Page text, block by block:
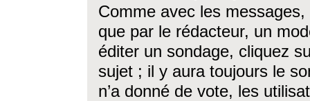
Comme avec les
que par le rédacteur, un
éditer un sondage, cliquez
sujet ; il y aura toujours le
n’a donné de vote, les